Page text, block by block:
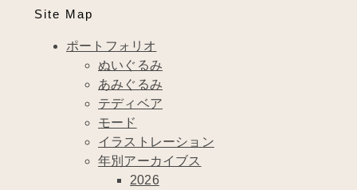
Site Map
ポートフォリオ
ぬいぐるみ
あみぐるみ
テディベア
モード
イラストレーション
年別アーカイブス
2026